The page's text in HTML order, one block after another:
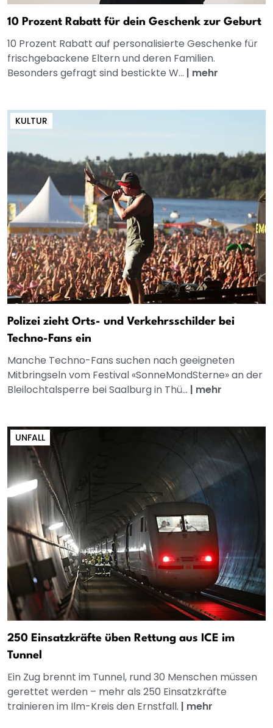
10 Prozent Rabatt für dein Geschenk zur Geburt
10 Prozent Rabatt auf personalisierte Geschenke für
frischgebackene Eltern und deren Familien.
Besonders gefragt sind bestickte W... | mehr
KULTUR
Polizei zieht Orts- und Verkehrsschilder bei
Techno-Fans ein
Manche Techno-Fans suchen nach geeigneten
Mitbringseln vom Festival «SonneMondSterne» an der
Bleilochtalsperre bei Saalburg in Thü... | mehr
UNFALL
250 Einsatzkräfte üben Rettung aus ICE im
Tunnel
Ein Zug brennt im Tunnel, rund 30 Menschen müssen
gerettet werden – mehr als 250 Einsatzkräfte
trainieren im Ilm-Kreis den Ernstfall. | mehr